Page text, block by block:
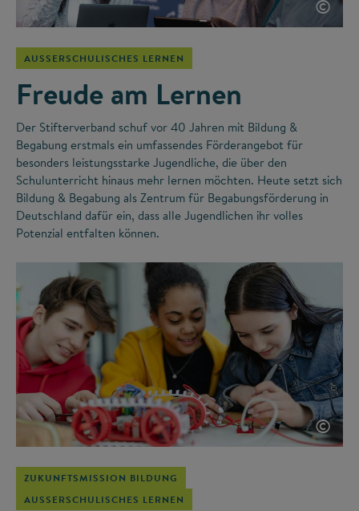
©
AUSSERSCHULISCHES LERNEN
Freude am Lernen
Der Stifterverband schuf vor 40 Jahren mit Bildung &
Begabung erstmals ein umfassendes Förderangebot für
besonders leistungsstarke Jugendliche, die über den
Schulunterricht hinaus mehr lernen möchten. Heute setzt sich
Bildung & Begabung als Zentrum für Begabungsförderung in
Deutschland dafür ein, dass alle Jugendlichen ihr volles
Potenzial entfalten können.
©
ZUKUNFTSMISSION BILDUNG
AUSSERSCHULISCHES LERNEN